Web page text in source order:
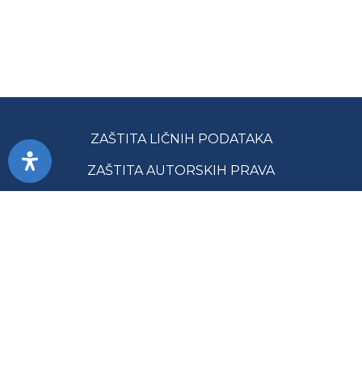
ZAŠTITA LIČNIH PODATAKA
ZAŠTITA AUTORSKIH PRAVA